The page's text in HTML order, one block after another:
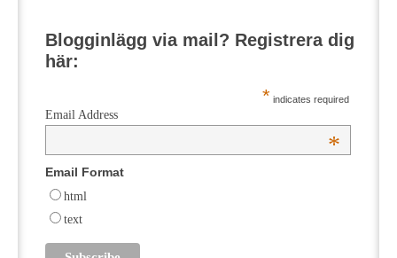
Blogginlägg via mail? Registrera dig
här:
* indicates required
Email Address
*
Email Format
html
text